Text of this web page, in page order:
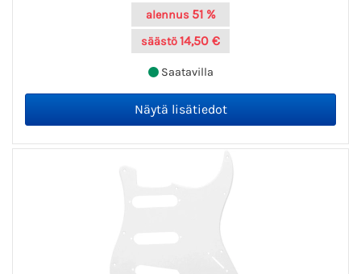
alennus 51 %
säästö14,50 €
Saatavilla